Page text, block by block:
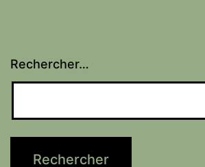
Rechercher…